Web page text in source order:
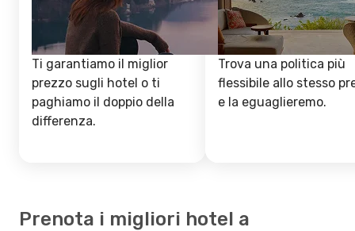
Ti garantiamo il miglior
prezzo sugli hotel o ti
paghiamo il doppio della
differenza.
Trova una politica più
flessibile allo stesso
e la eguaglieremo.
Prenota i migliori hotel a